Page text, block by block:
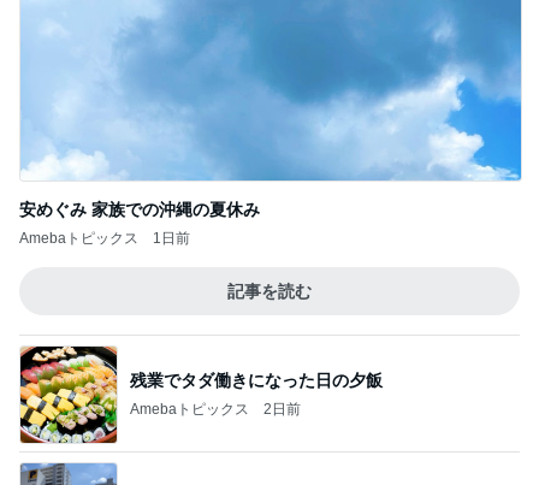
安めぐみ 家族での沖縄の夏休み
Amebaトピックス 1日前
記事を読む
残業でタダ働きになった日の夕飯
Amebaトピックス 2日前